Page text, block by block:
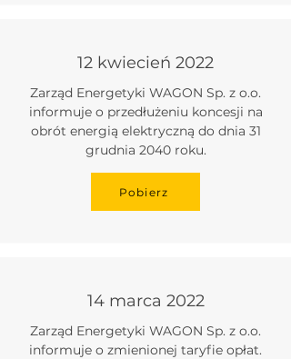
12 kwiecień 2022
Zarząd Energetyki WAGON Sp. z o.o.
informuje o przedłużeniu koncesji na
obrót energią elektryczną do dnia 31
grudnia 2040 roku.
Pobierz
14 marca 2022
Zarząd Energetyki WAGON Sp. z o.o.
informuje o zmienionej taryfie opłat.